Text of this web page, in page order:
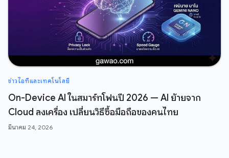
ข่าวไอทีและเทคโนโลยี
On-Device AI ในสมาร์ทโฟนปี 2026 — AI ย้ายจาก
Cloud ลงเครื่อง เปลี่ยนวิธีซื้อมือถือของคนไทย
มีนาคม 24, 2026